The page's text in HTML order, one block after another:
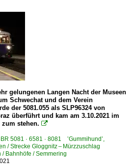
gelungenen Langen Nacht der Museen
Schwechat und dem Verein
der 5081.055 als SLP96324 von
überführt und kam am 3.10.2021 im
stehen. 
5081 · 6581 · 8081 ’Gummihund’,
/ Strecke Gloggnitz – Mürzzuschlag
/ Bahnhöfe / Semmering